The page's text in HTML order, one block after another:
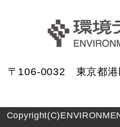
〒106-0032 東京都